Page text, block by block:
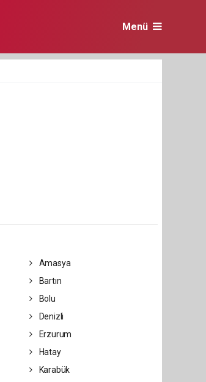
Menü
Amasya
Bartın
Bolu
Denizli
Erzurum
Hatay
Karabük